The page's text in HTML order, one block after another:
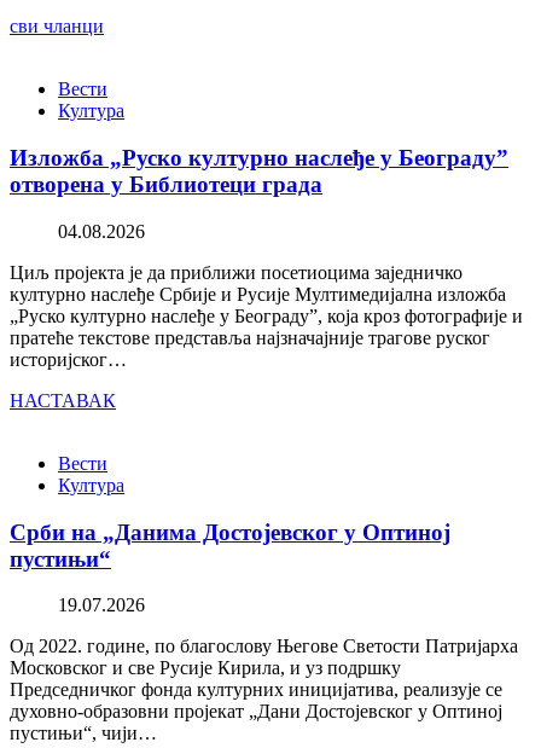
сви чланци
Вести
Култура
Изложба „Руско културно наслеђе у Београду”
отворена у Библиотеци града
04.08.2026
Циљ пројекта је да приближи посетиоцима заједничко
културно наслеђе Србије и Русије Мултимедијална изложба
„Руско културно наслеђе у Београду”, која кроз фотографије и
пратеће текстове представља најзначајније трагове руског
историјског…
НАСТАВАК
Вести
Култура
Срби на „Данима Достојевског у Оптиној
пустињи“
19.07.2026
Од 2022. године, по благослову Његове Светости Патријарха
Московског и све Русије Кирила, и уз подршку
Председничког фонда културних иницијатива, реализује се
духовно-образовни пројекат „Дани Достојевског у Оптиној
пустињи“, чији…